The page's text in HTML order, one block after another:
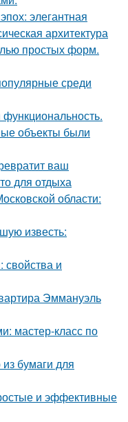
элегантная
архитектура
простых форм.
среди
объекты были
ваш
для отдыха
области:
известь:
свойства и
Эммануэль
мастер-класс по
бумаги для
и эффективные